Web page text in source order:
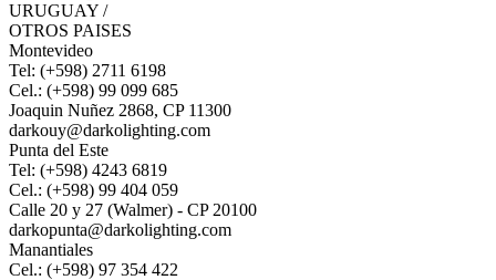
URUGUAY /
OTROS PAISES
Montevideo
Tel: (+598) 2711 6198
Cel.: (+598) 99 099 685
Joaquin Nuñez 2868, CP 11300
darkouy@darkolighting.com
Punta del Este
Tel: (+598) 4243 6819
Cel.: (+598) 99 404 059
Calle 20 y 27 (Walmer) - CP 20100
darkopunta@darkolighting.com
Manantiales
Cel.: (+598) 97 354 422